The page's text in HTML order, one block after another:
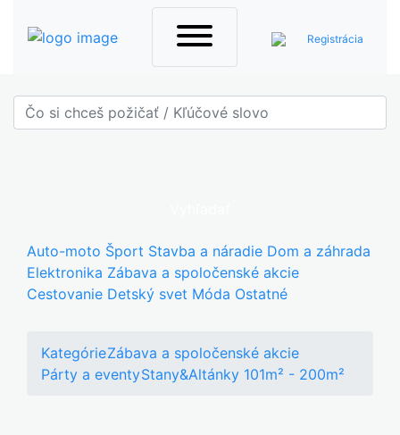
Registrácia
Auto-moto Šport Stavba a náradie Dom a záhrada
Elektronika Zábava a spoločenské akcie
Cestovanie Detský svet Móda Ostatné
KategórieZábava a spoločenské akcie
Párty a eventyStany&Altánky 101m² - 200m²